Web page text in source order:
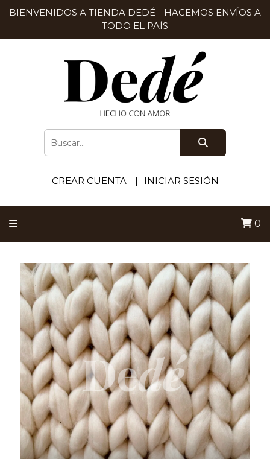
BIENVENIDOS A TIENDA DEDÉ - HACEMOS ENVÍOS A
TODO EL PAÍS
CREAR CUENTA INICIAR SESIÓN
0